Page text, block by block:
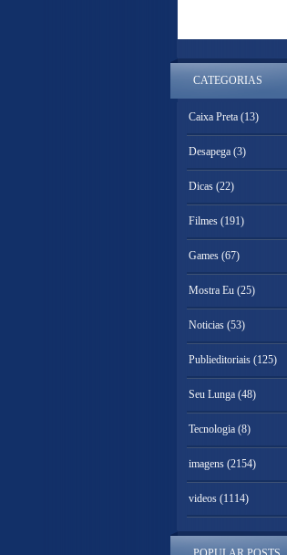
CATEGORIAS
Caixa Preta (13)
Desapega (3)
Dicas (22)
Filmes (191)
Games (67)
Mostra Eu (25)
Noticias (53)
Publieditoriais (125)
Seu Lunga (48)
Tecnologia (8)
imagens (2154)
videos (1114)